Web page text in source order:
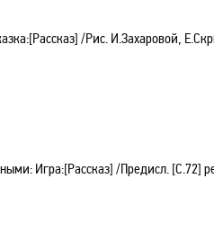
/Рис. И.Захаровой,
Игра:[Рассказ] /Предисл. [С.72]